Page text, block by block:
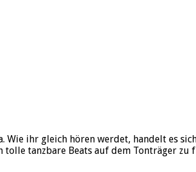
ihr gleich hören werdet, handelt es
tanzbare Beats auf dem Tonträger